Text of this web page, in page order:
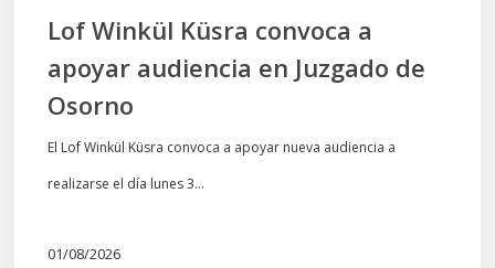
Lof Winkül Küsra convoca a
apoyar audiencia en Juzgado de
Osorno
El Lof Winkül Küsra convoca a apoyar nueva audiencia a
realizarse el día lunes 3…
01/08/2026